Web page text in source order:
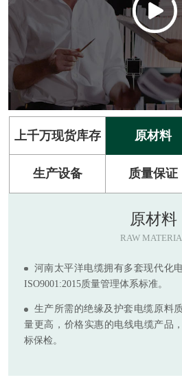
上千万现货库存 原材料
生产设备 质量保证
原材料
RAW
河南太平洋电缆拥有多套现代化
ISO9001:2015质量管理体系标准。
生产所需的绝缘及护套电缆原料
量更高，价格实惠的电线电缆产品
标保检。